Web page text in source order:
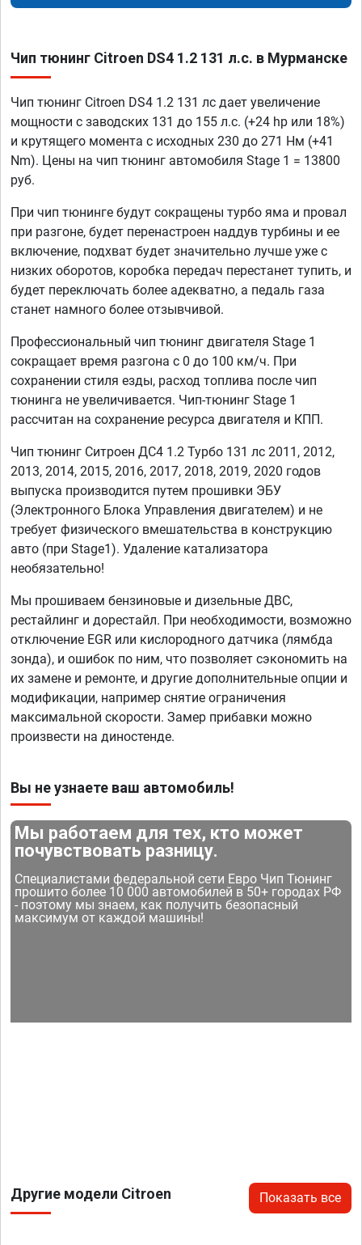
Чип тюнинг Citroen DS4 1.2 131 л.с. в Мурманске
Чип тюнинг Citroen DS4 1.2 131 лс дает увеличение
мощности с заводских 131 до 155 л.с. (+24 hp или 18%)
и крутящего момента с исходных 230 до 271 Нм (+41
Nm). Цены на чип тюнинг автомобиля Stage 1 = 13800
руб.
При чип тюнинге будут сокращены турбо яма и провал
при разгоне, будет перенастроен наддув турбины и ее
включение, подхват будет значительно лучше уже с
низких оборотов, коробка передач перестанет тупить, и
будет переключать более адекватно, а педаль газа
станет намного более отзывчивой.
Профессиональный чип тюнинг двигателя Stage 1
сокращает время разгона с 0 до 100 км/ч. При
сохранении стиля езды, расход топлива после чип
тюнинга не увеличивается. Чип-тюнинг Stage 1
рассчитан на сохранение ресурса двигателя и КПП.
Чип тюнинг Ситроен ДС4 1.2 Турбо 131 лс 2011, 2012,
2013, 2014, 2015, 2016, 2017, 2018, 2019, 2020 годов
выпуска производится путем прошивки ЭБУ
(Электронного Блока Управления двигателем) и не
требует физического вмешательства в конструкцию
авто (при Stage1). Удаление катализатора
необязательно!
Мы прошиваем бензиновые и дизельные ДВС,
рестайлинг и дорестайл. При необходимости, возможно
отключение EGR или кислородного датчика (лямбда
зонда), и ошибок по ним, что позволяет сэкономить на
их замене и ремонте, и другие дополнительные опции и
модификации, например снятие ограничения
максимальной скорости. Замер прибавки можно
произвести на диностенде.
Вы не узнаете ваш автомобиль!
Мы работаем для тех, кто может
почувствовать разницу.
Специалистами федеральной сети Евро Чип Тюнинг
прошито более 10 000 автомобилей в 50+ городах РФ
- поэтому мы знаем, как получить безопасный
максимум от каждой машины!
Другие модели Citroen Показать все